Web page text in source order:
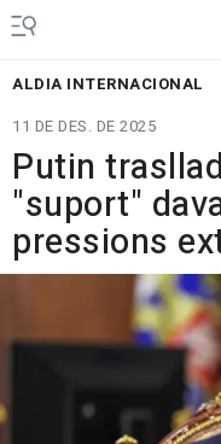
ALDIA INTERNACIONAL
11 DE DES. DE 2025
Putin
"suport"
pressions